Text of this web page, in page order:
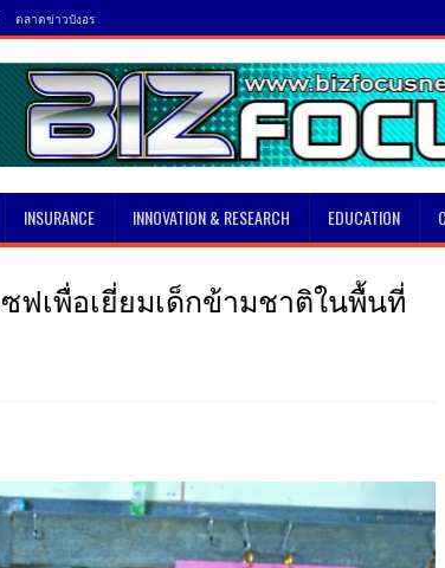
ตลาดข่าวบังอร
INSURANCE INNOVATION & RESEARCH EDUCATION
ฟเพื่อเยี่ยมเด็กข้ามชาติในพื้นที่